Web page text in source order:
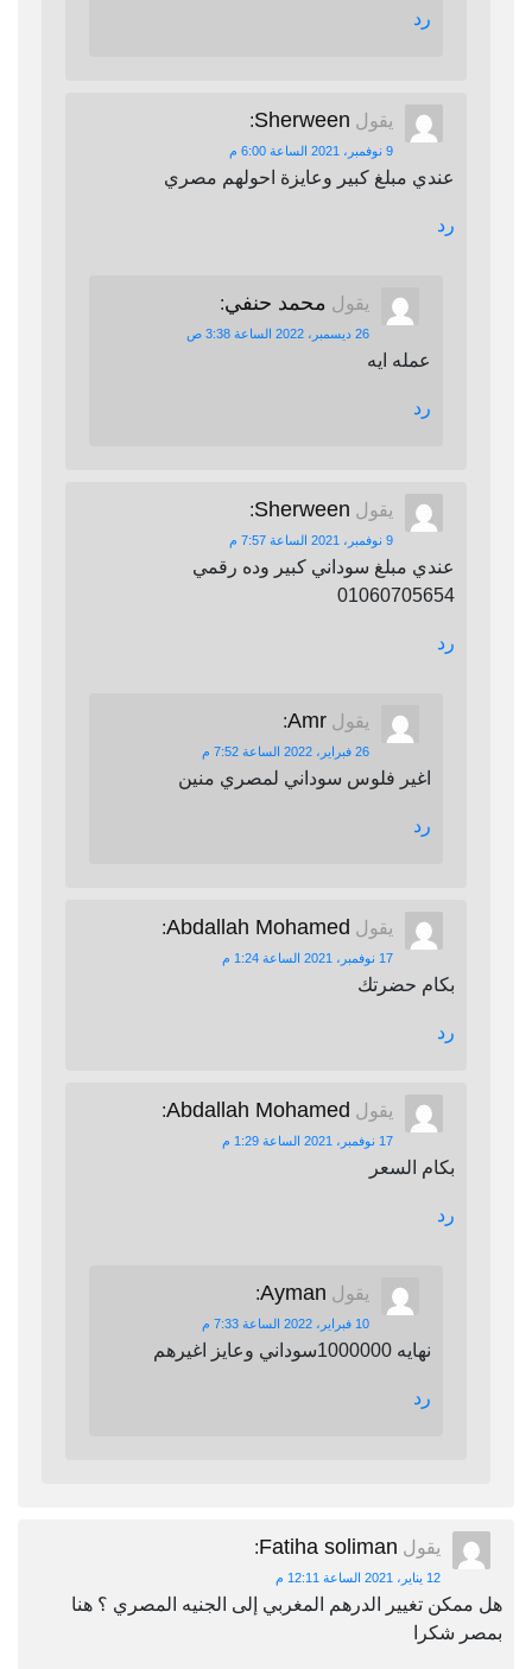
رد
يقول Sherween
:
9 نوفمبر، 2021 الساعة 6:00 م
عندي مبلغ كبير وعايزة احولهم مصري
رد
يقول محمد حنفي:
26 ديسمبر، 2022 الساعة 3:38 ص
عمله ايه
رد
يقول Sherween
:
9 نوفمبر، 2021 الساعة 7:57 م
عندي مبلغ سوداني كبير وده رقمي
01060705654
رد
يقول Amr
:
26 فبراير، 2022 الساعة 7:52 م
اغير فلوس سوداني لمصري منين
رد
يقول Abdallah Mohamed
:
17 نوفمبر، 2021 الساعة 1:24 م
بكام حضرتك
رد
يقول Abdallah Mohamed
:
17 نوفمبر، 2021 الساعة 1:29 م
بكام السعر
رد
يقول Ayman
:
10 فبراير، 2022 الساعة 7:33 م
نهايه 1000000سوداني وعايز اغيرهم
رد
يقول Fatiha soliman
:
12 يناير، 2021 الساعة 12:11 م
هل ممكن تغيير الدرهم المغربي إلى الجنيه المصري ؟ هنا
بمصر شكرا